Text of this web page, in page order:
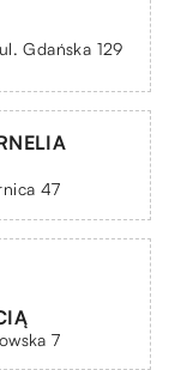
Gdańska 129
47
7